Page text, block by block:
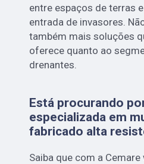
entre espaços de terras
entrada de invasores.
também mais soluções
oferece quanto ao
drenantes.
Está procurando
especializada em
fabricado alta
Saiba que com a